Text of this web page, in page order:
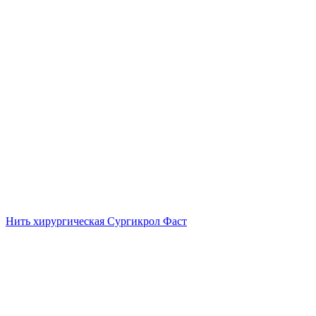
Нить хирургическая Сургикрол Фаст